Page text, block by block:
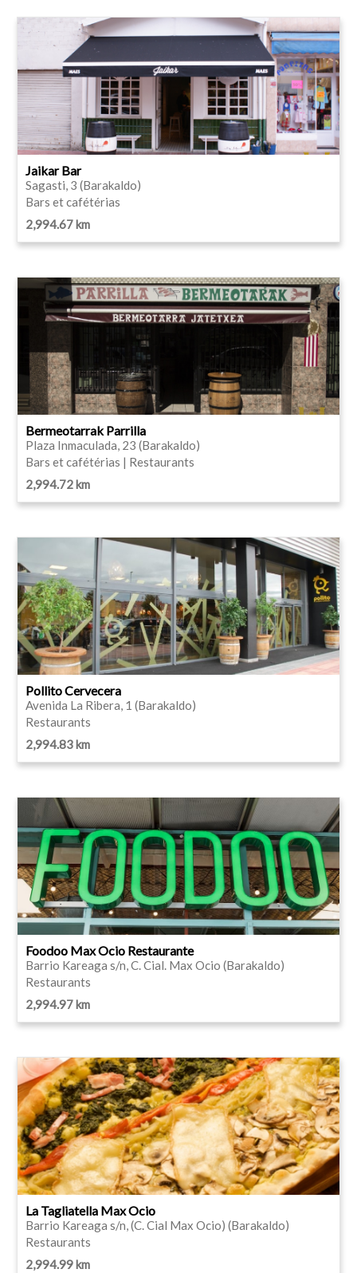
Jaikar Bar
Sagasti, 3 (Barakaldo)
Bars et cafétérias
2,994.67 km
Bermeotarrak Parrilla
Plaza Inmaculada, 23 (Barakaldo)
Bars et cafétérias | Restaurants
2,994.72 km
Pollito Cervecera
Avenida La Ribera, 1 (Barakaldo)
Restaurants
2,994.83 km
Foodoo Max Ocio Restaurante
Barrio Kareaga s/n, C. Cial. Max Ocio (Barakaldo)
Restaurants
2,994.97 km
La Tagliatella Max Ocio
Barrio Kareaga s/n, (C. Cial Max Ocio) (Barakaldo)
Restaurants
2,994.99 km